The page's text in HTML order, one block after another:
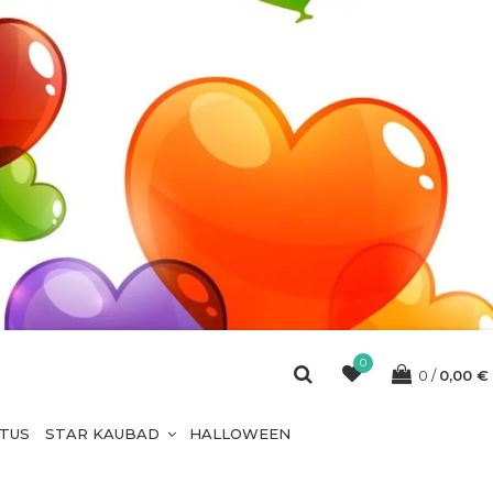
0
0 0,00 €
STAR KAUBAD HALLOWEEN